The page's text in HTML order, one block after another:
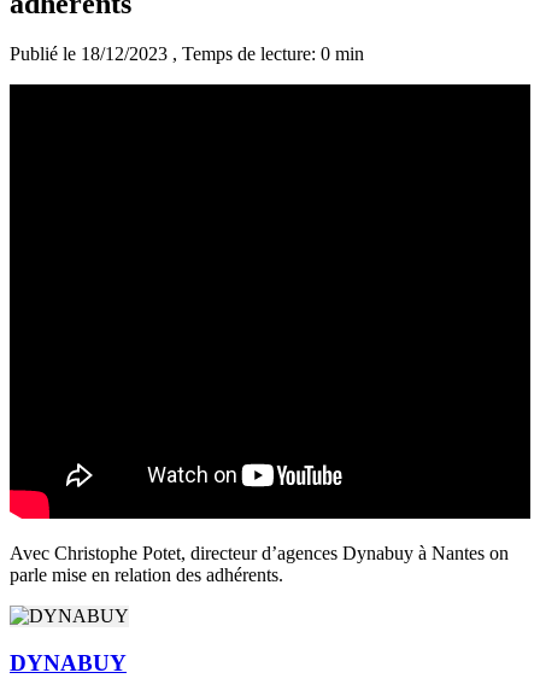
Publié le 18/12/2023 , Temps de lecture: 0 min
Avec Christophe Potet, directeur d’agences Dynabuy à Nantes on
parle mise en relation des adhérents.
DYNABUY